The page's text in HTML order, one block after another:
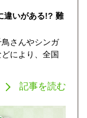
違いがある!? 難
さんやシンガ
により、全国
記事を読む